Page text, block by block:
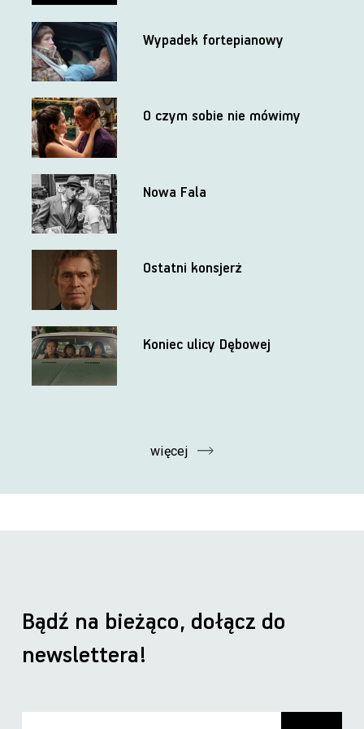
Wypadek fortepianowy
O czym sobie nie mówimy
Nowa Fala
Ostatni konsjerż
Koniec ulicy Dębowej
więcej
Bądź na bieżąco, dołącz do
newslettera!